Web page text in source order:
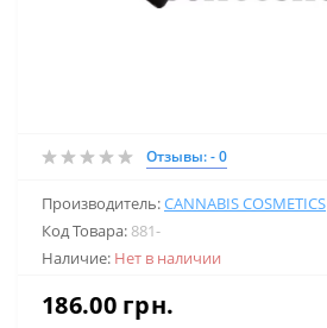
Отзывы: - 0
Производитель:CANNABIS COSMETICS
Код Товара: 881-
Наличие: Нет в наличии
186.00 грн.